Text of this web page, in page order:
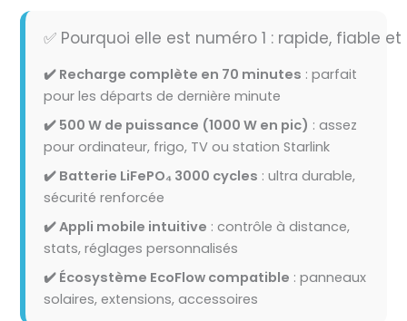
✅ Pourquoi elle est numéro 1 : rapide, fiable
✔️ Recharge complète en 70 minutes : parfait
pour les départs de dernière minute
✔️ 500 W de puissance (1000 W en pic) : assez
pour ordinateur, frigo, TV ou station Starlink
✔️ Batterie LiFePO₄ 3000 cycles : ultra durable,
sécurité renforcée
✔️ Appli mobile intuitive : contrôle à distance,
stats, réglages personnalisés
✔️ Écosystème EcoFlow compatible : panneaux
solaires, extensions, accessoires